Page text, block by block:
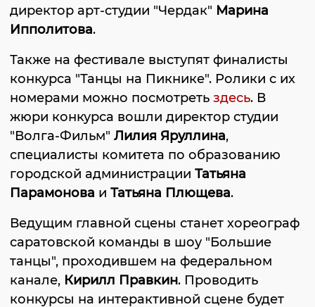
директор арт-студии "Чердак" Марина
Ипполитова.
Также на фестивале выступят финалисты
конкурса "Танцы на Пикнике". Ролики с их
номерами можно посмотреть здесь. В
жюри конкурса вошли директор студии
"Волга-Фильм" Лилия Яруллина,
специалисты комитета по образованию
городской администрации Татьяна
Парамонова и Татьяна Плющева.
Ведущим главной сцены станет хореограф
саратовской команды в шоу "Большие
танцы", проходившем на федеральном
канале, Кирилл Правкин. Проводить
конкурсы на интерактивной сцене будет